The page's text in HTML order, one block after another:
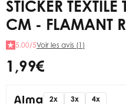
STICKER
CM - FLAMANT
5.00/5Voir les avis (1)
1,99 €
2x 3x
4x